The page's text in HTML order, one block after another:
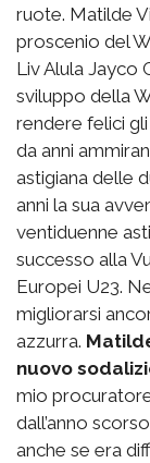
ruote. Matilde
proscenio del
Liv Alula Jayco
sviluppo della
rendere felici
da anni
astigiana delle
anni la sua
ventiduenne
successo alla
Europei U23.
migliorarsi
azzurra.
nuovo
mio
dall’anno
anche se era